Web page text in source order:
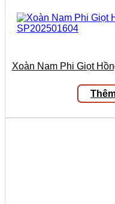
Xoàn Nam Phi Giọt